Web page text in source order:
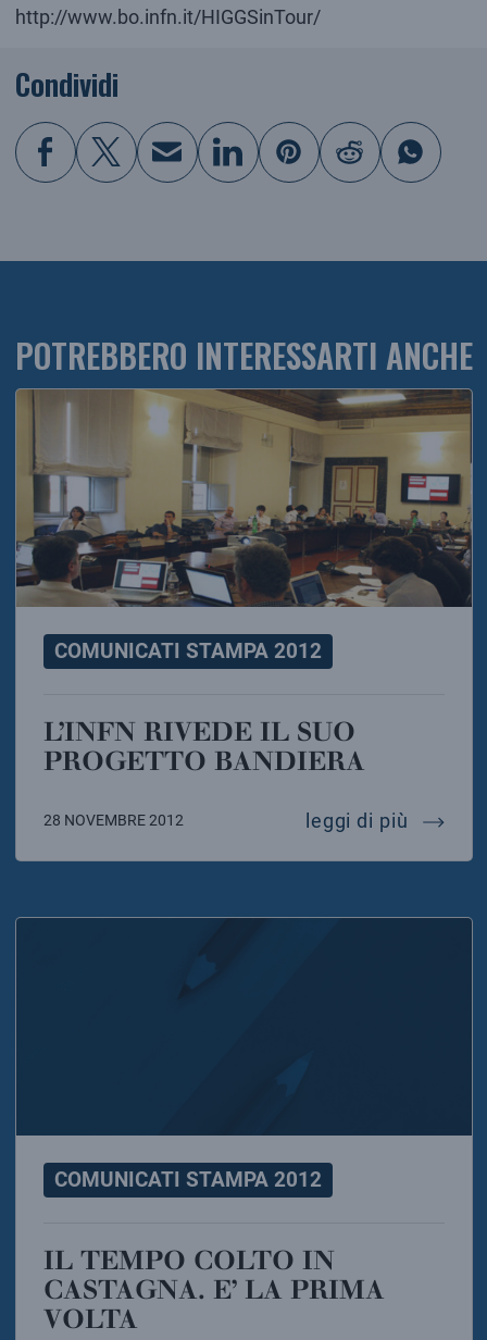
http://www.bo.infn.it/HIGGSinTour/
Condividi
POTREBBERO INTERESSARTI ANCHE
COMUNICATI STAMPA 2012
L’INFN RIVEDE IL SUO
PROGETTO BANDIERA
28 NOVEMBRE 2012 leggi di più l’infn
COMUNICATI STAMPA 2012
IL TEMPO COLTO IN
CASTAGNA. E’ LA PRIMA
VOLTA